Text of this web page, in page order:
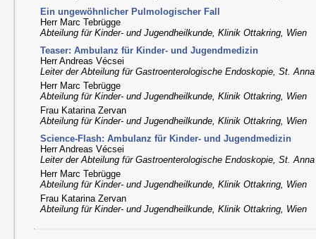
Ein ungewöhnlicher Pulmologischer Fall
Herr Marc Tebrügge
Abteilung für Kinder- und Jugendheilkunde, Klinik Ottakring, Wien
Teaser: Ambulanz für Kinder- und Jugendmedizin
Herr Andreas Vécsei
Leiter der Abteilung für Gastroenterologische Endoskopie, St.
Herr Marc Tebrügge
Abteilung für Kinder- und Jugendheilkunde, Klinik Ottakring, Wien
Frau Katarina Zervan
Abteilung für Kinder- und Jugendheilkunde, Klinik Ottakring, Wien
Science-Flash: Ambulanz für Kinder- und Jugendmedizin
Herr Andreas Vécsei
Leiter der Abteilung für Gastroenterologische Endoskopie, St.
Herr Marc Tebrügge
Abteilung für Kinder- und Jugendheilkunde, Klinik Ottakring, Wien
Frau Katarina Zervan
Abteilung für Kinder- und Jugendheilkunde, Klinik Ottakring, Wien